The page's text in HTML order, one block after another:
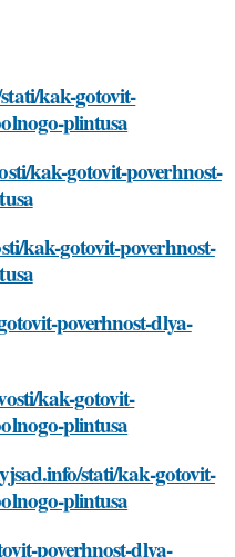
kak-gotovit-
plintusa
kak-gotovit-poverhnost-
kak-gotovit-poverhnost-
poverhnost-dlya-
kak-gotovit-
plintusa
stati/kak-gotovit-
plintusa
poverhnost-dlya-